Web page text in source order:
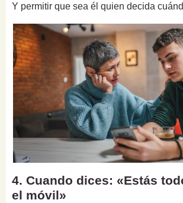
Y permitir que sea él quien decida
4. Cuando dices: «Estás
el móvil»